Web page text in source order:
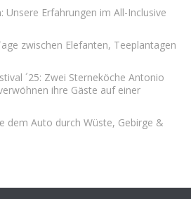
Unsere Erfahrungen im All-Inclusive
zwischen Elefanten, Teeplantagen
´25: Zwei Sterneköche Antonio
ihre Gäste auf einer
dem Auto durch Wüste, Gebirge &